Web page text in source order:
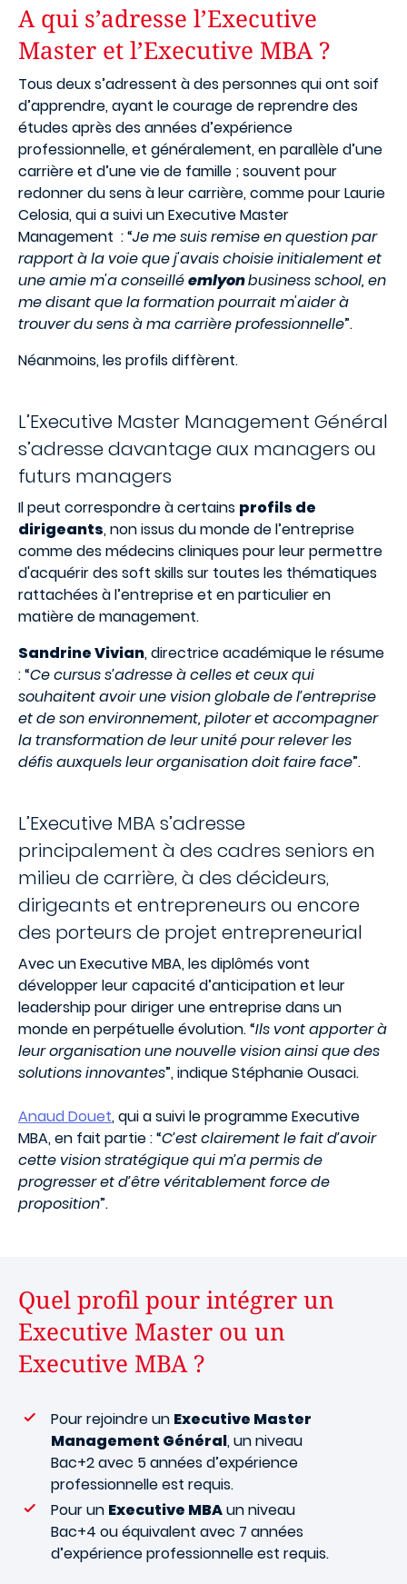
A qui s’adresse l’Executive
Master et l’Executive MBA ?
Tous deux s’adressent à des personnes qui ont soif
d’apprendre, ayant le courage de reprendre des
études après des années d’expérience
professionnelle, et généralement, en parallèle d’une
carrière et d’une vie de famille ; souvent pour
redonner du sens à leur carrière, comme pour Laurie
Celosia, qui a suivi un Executive Master
Management : “Je me suis remise en question par
rapport à la voie que j'avais choisie initialement et
une amie m'a conseilléemlyonbusiness school, en
me disant que la formation pourrait m'aider à
trouver du sens à ma carrière professionnelle”.
Néanmoins, les profils diffèrent.
L’Executive Master Management Général
s’adresse davantage aux managers ou
futurs managers
Il peut correspondre à certains profils de
dirigeants, non issus du monde de l’entreprise
comme des médecins cliniques pour leur permettre
d'acquérir des soft skills sur toutes les thématiques
rattachées à l’entreprise et en particulier en
matière de management.
Sandrine Vivian, directrice académique le résume
: “Ce cursus s’adresse à celles et ceux qui
souhaitent avoir une vision globale de l’entreprise
et de son environnement, piloter et accompagner
la transformation de leur unité pour relever les
défis auxquels leur organisation doit faire face”.
L’Executive MBA s’adresse
principalement à des cadres seniors en
milieu de carrière, à des décideurs,
dirigeants et entrepreneurs ou encore
des porteurs de projet entrepreneurial
Avec un Executive MBA, les diplômés vont
développer leur capacité d’anticipation et leur
leadership pour diriger une entreprise dans un
monde en perpétuelle évolution. “Ils vont apporter à
leur organisation une nouvelle vision ainsi que des
solutions innovantes”, indique Stéphanie Ousaci.
Anaud Douet, qui a suivi le programme Executive
MBA, en fait partie : “C’est clairement le fait d’avoir
cette vision stratégique qui m’a permis de
progresser et d’être véritablement force de
proposition”.
Quel profil pour intégrer un
Executive Master ou un
Executive MBA ?
Pour rejoindre un Executive Master
Management Général, un niveau
Bac+2 avec 5 années d’expérience
professionnelle est requis.
Pour un Executive MBAun niveau
Bac+4 ou équivalent avec 7 années
d’expérience professionnelle est requis.